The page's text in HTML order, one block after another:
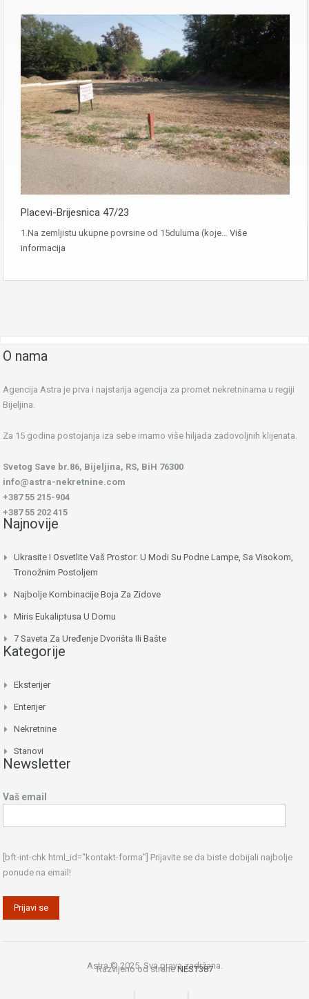
Placevi-Brijesnica 47/23
1.Na zemljistu ukupne povrsine od 15duluma (koje… Više
informacija
O nama
Agencija Astra je prva i najstarija agencija za promet nekretninama u regiji
Bijeljina.
Za 15 godina postojanja iza sebe imamo više hiljada zadovoljnih klijenata.
Svetog Save br.86, Bijeljina, RS, BiH 76300
info@astra-nekretnine.com
+387 55 215-904
+387 55 202 415
Najnovije
Ukrasite I Osvetlite Vaš Prostor: U Modi Su Podne Lampe, Sa Visokom,
Tronožnim Postoljem
Najbolje Kombinacije Boja Za Zidove
Miris Eukaliptusa U Domu
7 Saveta Za Uređenje Dvorišta Ili Bašte
Kategorije
Eksterijer
Enterijer
Nekretnine
Stanovi
Newsletter
Vaš email
[bft-int-chk html_id="kontakt-forma"] Prijavite se da biste dobijali najbolje
ponude na email!
Astra © 2025. Sva prava zadržana.
Razvijeno od straneNEST387